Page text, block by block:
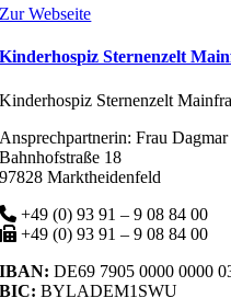
Zur Webseite
Kinderhospiz Sternenzelt
Kinderhospiz Sternenzelt
Ansprechpartnerin: Frau
Bahnhofstraße 18
97828 Marktheidenfeld
+49 (0) 93 91 – 9 08 84 00
+49 (0) 93 91 – 9 08 84 00
IBAN:DE69 7905 0000 0000
BIC:BYLADEM1SWU